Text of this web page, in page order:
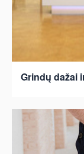
Grindų dažai